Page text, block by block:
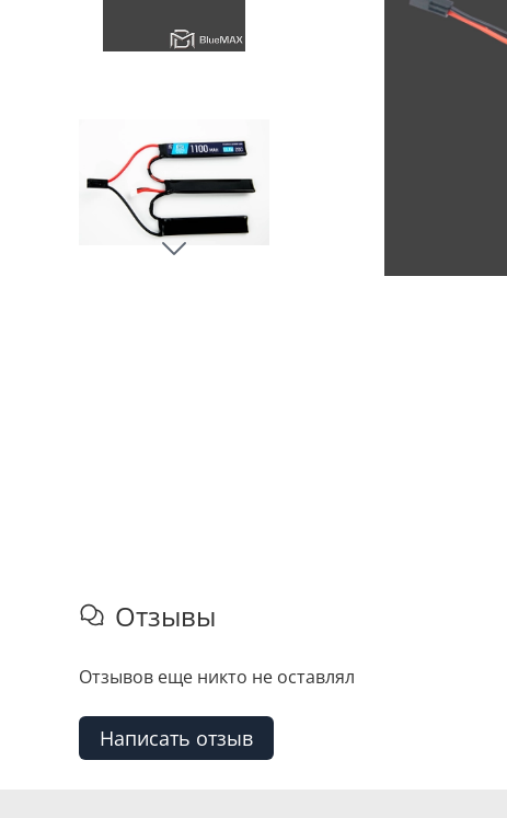
Отзывы
Отзывов еще никто не оставлял
Написать отзыв